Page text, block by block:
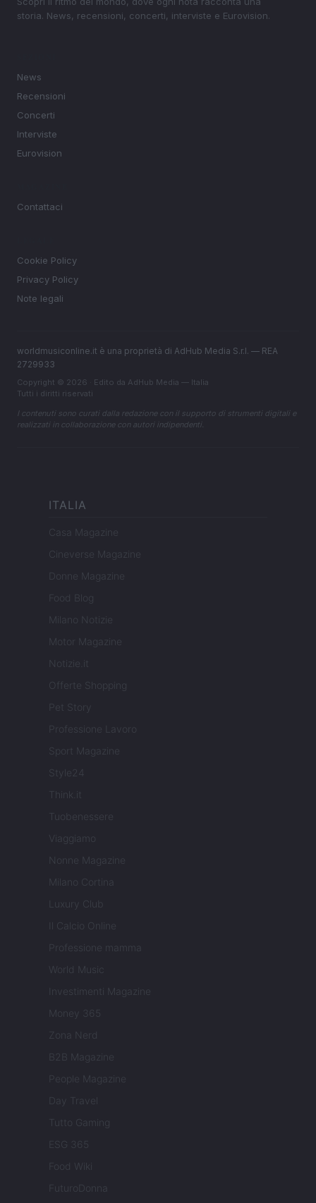
storia. News, recensioni, concerti, interviste e Eurovision.
News
Recensioni
Concerti
Interviste
Eurovision
Contattaci
Cookie Policy
Privacy Policy
Note legali
worldmusiconline.it è una proprietà di AdHub Media S.r.l. — REA
2729933
Copyright © 2026 · Edito da AdHub Media — Italia
Tutti i diritti riservati
I contenuti sono curati dalla redazione con il supporto di strumenti digitali e
realizzati in collaborazione con autori indipendenti.
ITALIA
Casa Magazine
Cineverse Magazine
Donne Magazine
Food Blog
Milano Notizie
Motor Magazine
Notizie.it
Offerte Shopping
Pet Story
Professione Lavoro
Sport Magazine
Style24
Think.it
Tuobenessere
Viaggiamo
Nonne Magazine
Milano Cortina
Luxury Club
Il Calcio Online
Professione mamma
World Music
Investimenti Magazine
Money 365
Zona Nerd
B2B Magazine
People Magazine
Day Travel
Tutto Gaming
ESG 365
Food Wiki
FuturoDonna